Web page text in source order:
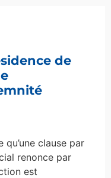
de
clause par
renonce par
est